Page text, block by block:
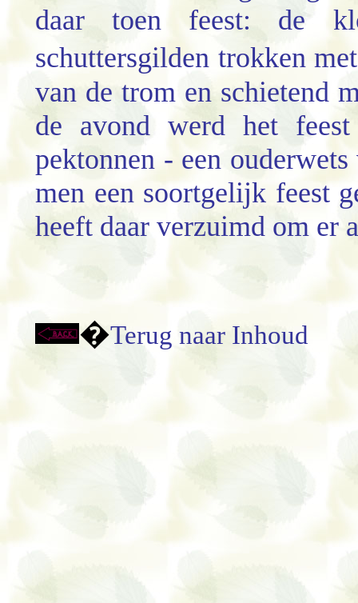
daar toen feest: de
schuttersgilden trokken
van de trom en schietend
de avond werd het
pektonnen - een
men een soortgelijk feest
heeft daar verzuimd om er
�Terug naar Inhoud